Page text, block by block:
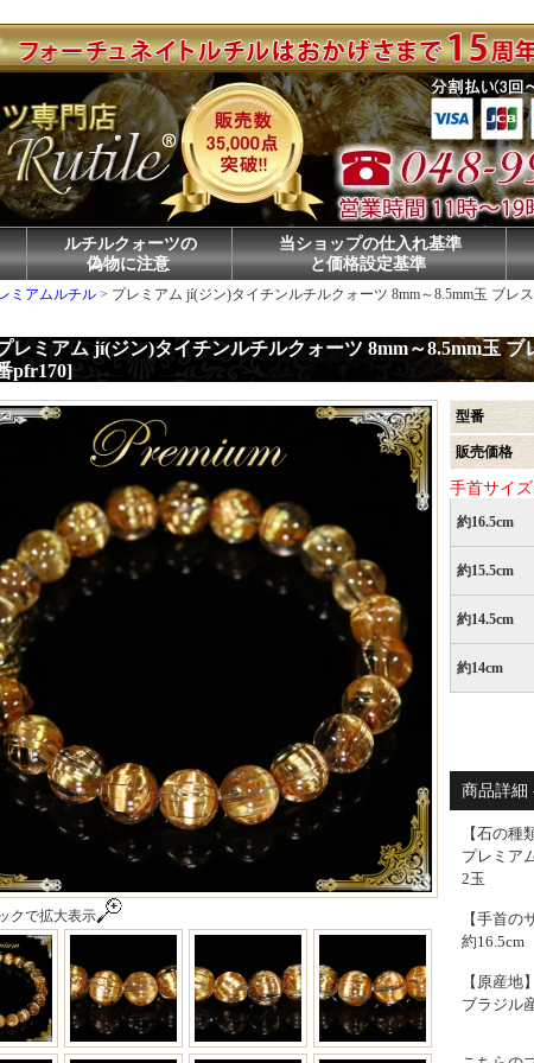
ルチルクォーツの
偽物に注意
当ショップの仕入れ基準
と価格設定基準
ミアムルチル > プレミアム jí(ジン)タイチンルチルクォーツ 8mm～8.5mm玉 ブレ
レミアム jí(ジン)タイチンルチルクォーツ 8mm～8.5mm玉 ブ
pfr170]
クで拡大表示
型番
販売価格
手首サイ
約16.5cm
約15.5cm
約14.5cm
約14cm
プレミア
商品詳細
【石の種
プレミア
2玉
【手首の
約16.5cm
【原産地】
ブラジル